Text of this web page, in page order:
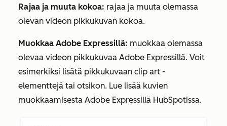
Rajaa ja muuta kokoa: rajaa ja muuta olemassa
olevan videon pikkukuvan kokoa.
Muokkaa Adobe Expressillä: muokkaa olemassa
olevaa videon pikkukuvaa Adobe Expressillä. Voit
esimerkiksi lisätä pikkukuvaan clip art -
elementtejä tai otsikon. Lue lisää kuvien
muokkaamisesta Adobe Expressillä HubSpotissa.